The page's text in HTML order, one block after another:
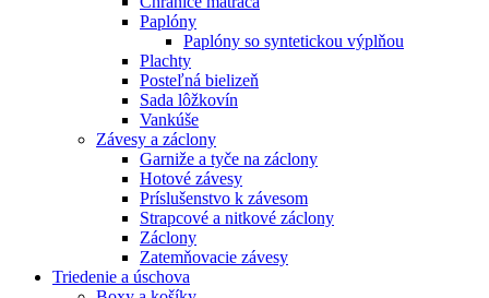
Paplóny
Paplóny so syntetickou výplňou
Plachty
Posteľná bielizeň
Sada lôžkovín
Vankúše
Závesy a záclony
Garniže a tyče na záclony
Hotové závesy
Príslušenstvo k závesom
Strapcové a nitkové záclony
Záclony
Zatemňovacie závesy
Triedenie a úschova